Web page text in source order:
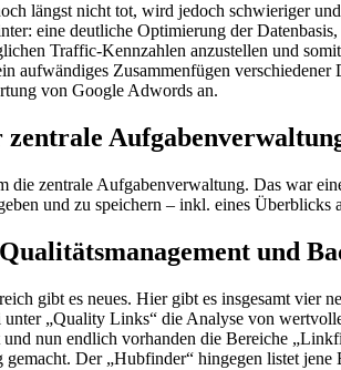
längst nicht tot, wird jedoch schwieriger
eine deutliche Optimierung der
Traffic-Kennzahlen anzustellen und
aufwändiges Zusammenfügen
von Google Adwords an.
zentrale
die zentrale Aufgabenverwaltung. Das war
und zu speichern – inkl. eines Überblicks
und
gibt es neues. Hier gibt es insgesamt vier
unter „Quality Links“ die Analyse von
nun endlich vorhanden die Bereiche
Der „Hubfinder“ hingegen listet